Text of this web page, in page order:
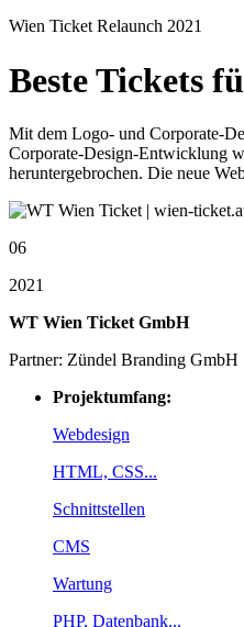
Wien Ticket Relaunch 2021
Beste Tickets
Mit dem Logo- und Corporate-
Corporate-Design-Entwicklung
heruntergebrochen. Die neue
06
2021
WT Wien Ticket GmbH
Partner: Zündel Branding GmbH
Projektumfang:
Webdesign
HTML, CSS...
Schnittstellen
CMS
Wartung
PHP, Datenbank...